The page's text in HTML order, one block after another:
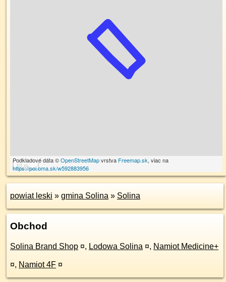
10 m
Podkladové dáta ©OpenStreetMapvrstva Freemap.sk, viac na
https://poi.oma.sk/w592883956
powiat leski » gmina Solina » Solina
Obchod
Solina Brand Shop ¤, Lodowa Solina ¤, Namiot Medicine+
¤, Namiot 4F ¤